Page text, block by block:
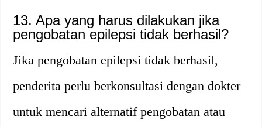
13. Apa yang harus dilakukan jika
pengobatan epilepsi tidak berhasil?
Jika pengobatan epilepsi tidak berhasil,
penderita perlu berkonsultasi dengan dokter
untuk mencari alternatif pengobatan atau